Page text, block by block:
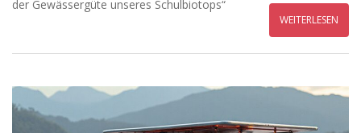
der Gewässergüte unseres Schulbiotops“
WEITERLESEN